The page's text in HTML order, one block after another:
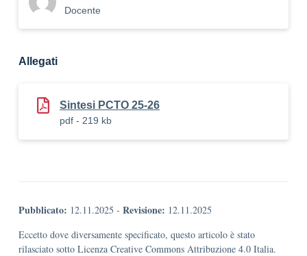
Docente
Allegati
Sintesi PCTO 25-26
pdf - 219 kb
Pubblicato: 12.11.2025 - Revisione: 12.11.2025
Eccetto dove diversamente specificato, questo articolo è stato
rilasciato sotto Licenza Creative Commons Attribuzione 4.0 Italia.